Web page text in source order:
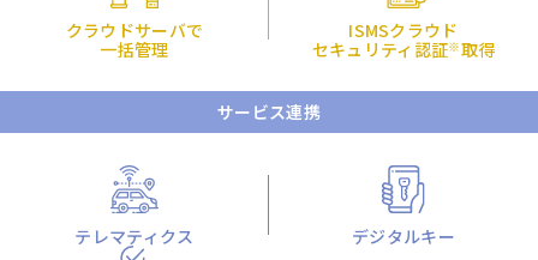
クラウドサーバで
一括管理
ISMSクラウド
セキュリティ認証※取得
サービス連携
テレマティクス デジタルキー